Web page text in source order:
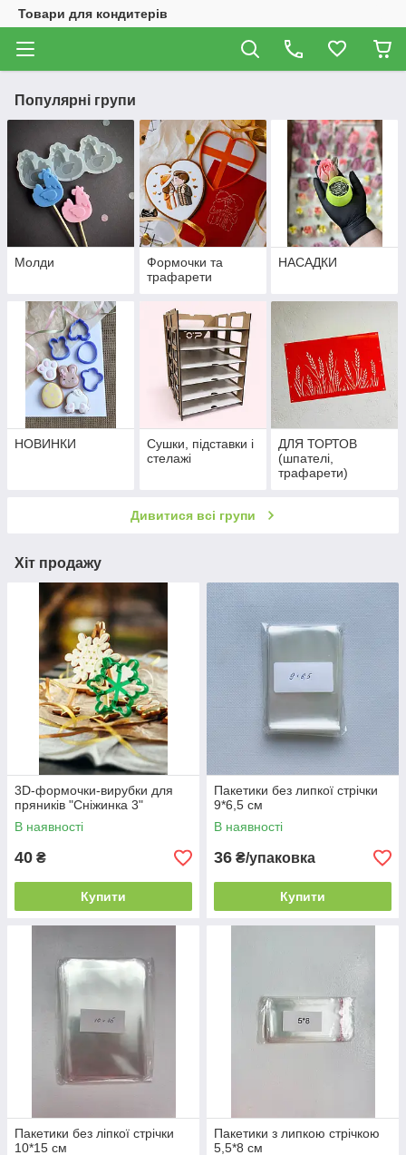
Товари для кондитерів
Популярні групи
Молди
Формочки та
трафарети
НАСАДКИ
НОВИНКИ
Сушки, підставки і
стелажі
ДЛЯ ТОРТОВ
(шпателі,
трафарети)
Дивитися всі групи
Хіт продажу
3D-формочки-вирубки для
пряників "Сніжинка 3"
В наявності
40 ₴
Купити
Пакетики без липкої стрічки
9*6,5 см
В наявності
36 ₴/упаковка
Купити
Пакетики без ліпкої стрічки
10*15 см
Пакетики з липкою стрічкою
5,5*8 см